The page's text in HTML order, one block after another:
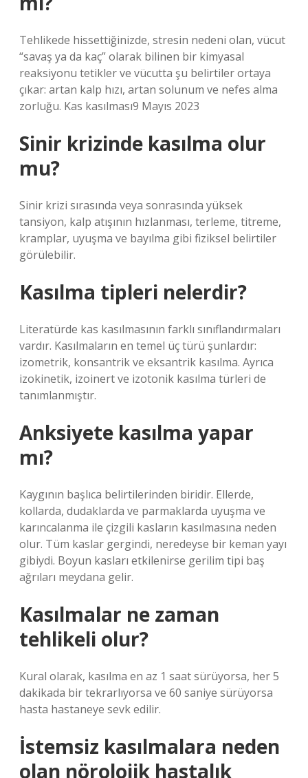
Tehlikede hissettiğinizde, stresin nedeni olan, vücut
“savaş ya da kaç” olarak bilinen bir kimyasal
reaksiyonu tetikler ve vücutta şu belirtiler ortaya
çıkar: artan kalp hızı, artan solunum ve nefes alma
zorluğu. Kas kasılması9 Mayıs 2023
Sinir krizinde kasılma olur
mu?
Sinir krizi sırasında veya sonrasında yüksek
tansiyon, kalp atışının hızlanması, terleme, titreme,
kramplar, uyuşma ve bayılma gibi fiziksel belirtiler
görülebilir.
Kasılma tipleri nelerdir?
Literatürde kas kasılmasının farklı sınıflandırmaları
vardır. Kasılmaların en temel üç türü şunlardır:
izometrik, konsantrik ve eksantrik kasılma. Ayrıca
izokinetik, izoinert ve izotonik kasılma türleri de
tanımlanmıştır.
Anksiyete kasılma yapar
mı?
Kaygının başlıca belirtilerinden biridir. Ellerde,
kollarda, dudaklarda ve parmaklarda uyuşma ve
karıncalanma ile çizgili kasların kasılmasına neden
olur. Tüm kaslar gergindi, neredeyse bir keman yayı
gibiydi. Boyun kasları etkilenirse gerilim tipi baş
ağrıları meydana gelir.
Kasılmalar ne zaman
tehlikeli olur?
Kural olarak, kasılma en az 1 saat sürüyorsa, her 5
dakikada bir tekrarlıyorsa ve 60 saniye sürüyorsa
hasta hastaneye sevk edilir.
İstemsiz kasılmalara neden
olan nörolojik hastalık